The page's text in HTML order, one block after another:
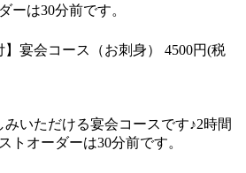
ーは30分前です。
】宴会コース（お刺身） 4500円(税
いただける宴会コースです♪2時間
トオーダーは30分前です。